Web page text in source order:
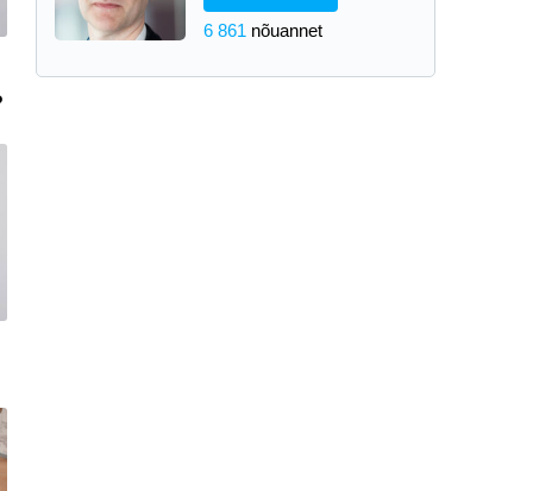
6 861 nõuannet